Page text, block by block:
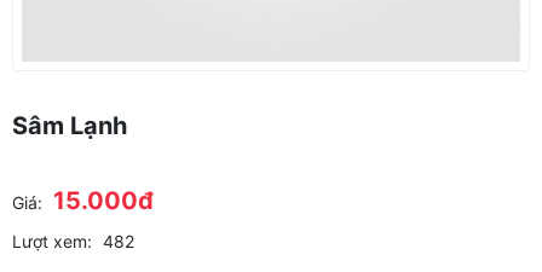
Sâm Lạnh
Giá: 15.000đ
Lượt xem: 482